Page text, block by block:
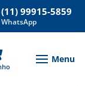
(11) 99915-5859
WhatsApp